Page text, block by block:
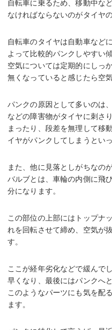
自転車に乗るため、移動中な
なければならないのがタイヤ
自転車のタイヤは自動車など
よって比較的パンクしやすい
空気については定期的にしっ
無くなっていると感じたら空
パンクの原因として多いのは
などの障害物がタイヤに刺さ
まったり、段差を無理して移
イヤがパンクしてしまうとい
また、他に見落としがちなの
バルブとは、車輪の内側に飛
分になります。
この部位の上部にはトップナ
れを回転させて締め、空気が
す。
ここが経年劣化などで緩んで
早くなり、最後にはパンクへ
このようなパーツにも気を配
ます。